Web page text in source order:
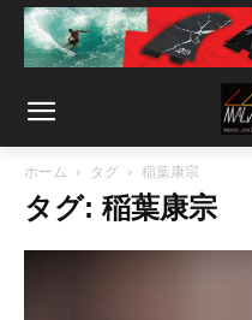
ホーム タグ 稲葉康宗
タグ: 稲葉康宗